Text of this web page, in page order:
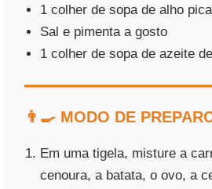
1 colher de sopa de alho
Sal e pimenta a gosto
1 colher de sopa de azeite
👨‍🍳 MODO DE
Em uma tigela, misture a
cenoura, a batata, o ovo, a